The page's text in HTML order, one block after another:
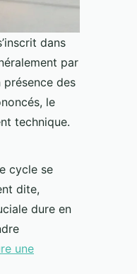
dans
par
présence des
le
technique.
cycle se
dite,
dure en
une